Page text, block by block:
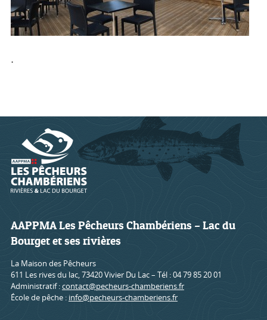
.
AAPPMA Les Pêcheurs Chambériens – Lac du
Bourget et ses rivières
La Maison des Pêcheurs
611 Les rives du lac, 73420 Vivier Du Lac – Tél : 04 79 85 20 01
Administratif :contact@pecheurs-chamberiens.fr
École de pêche : info@pecheurs-chamberiens.fr